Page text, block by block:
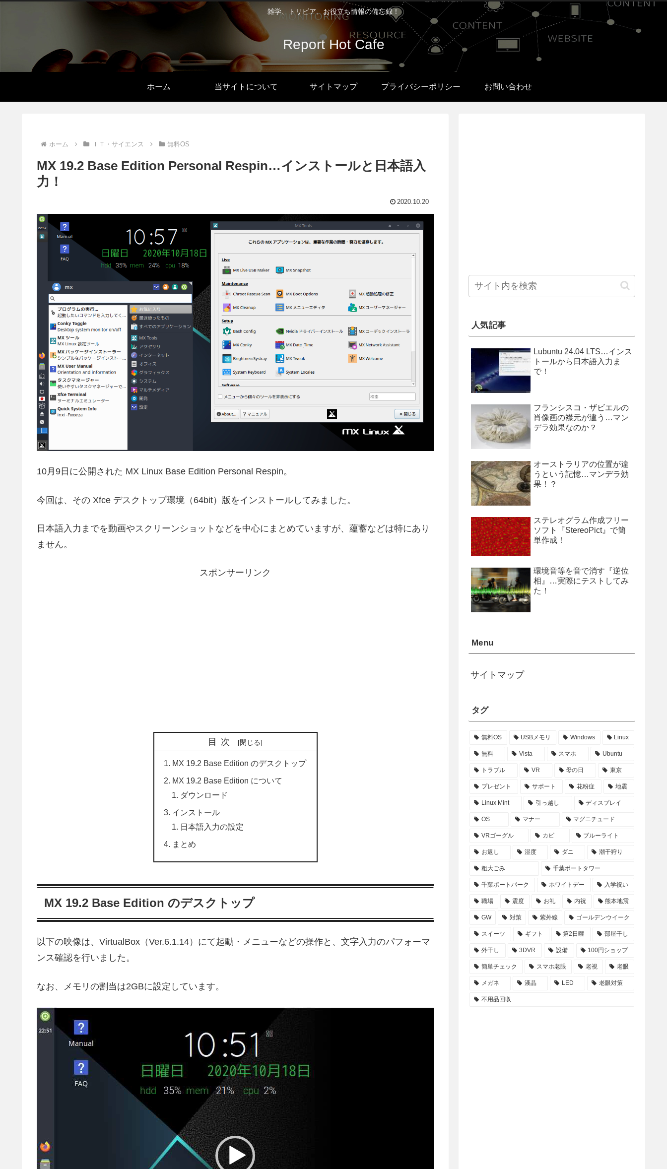
雑学、トリビア、お役立ち情報の備忘録！
Report Hot Cafe
ホーム 当サイトについて サイトマップ プライバシーポリシー お問い合わせ
ホーム ＩＴ・サイエンス 無料OS
MX 19.2 Base Edition Personal Respin…インストールと日本語入
力！
2020.10.20
10月9日に公開された MX Linux Base Edition Personal Respin。
今回は、その Xfce デスクトップ環境（64bit）版をインストールしてみました。
日本語入力までを動画やスクリーンショットなどを中心にまとめていますが、蘊蓄などは特にあり
ません。
スポンサーリンク
目次
MX 19.2 Base Edition のデスクトップ
MX 19.2 Base Edition について
ダウンロード
インストール
日本語入力の設定
まとめ
MX 19.2 Base Edition のデスクトップ
以下の映像は、VirtualBox（Ver.6.1.14）にて起動・メニューなどの操作と、文字入力のパフォーマ
ンス確認を行いました。
なお、メモリの割当は2GBに設定しています。
動
画
人気記事
Lubuntu 24.04 LTS…インス
トールから日本語入力ま
で！
フランシスコ・ザビエルの
肖像画の襟元が違う…マン
デラ効果なのか？
オーストラリアの位置が違
うという記憶…マンデラ効
果！？
ステレオグラム作成フリー
ソフト『StereoPict』で簡
単作成！
環境音等を音で消す『逆位
相』…実際にテストしてみ
た！
Menu
サイトマップ
タグ
無料OS USBメモリ Windows Linux
無料 Vista スマホ Ubuntu
トラブル VR 母の日 東京
プレゼント サポート 花粉症 地震
Linux Mint 引っ越し ディスプレイ
OS マナー マグニチュード
VRゴーグル カビ ブルーライト
お返し 湿度 ダニ 潮干狩り
粗大ごみ 千葉ポートタワー
千葉ポートパーク ホワイトデー 入学祝い
職場 震度 お礼 内祝 熊本地震
GW 対策 紫外線 ゴールデンウイーク
スイーツ ギフト 第2日曜 部屋干し
外干し 3DVR 設備 100円ショップ
簡単チェック スマホ老眼 老視 老眼
メガネ 液晶 LED 老眼対策
不用品回収